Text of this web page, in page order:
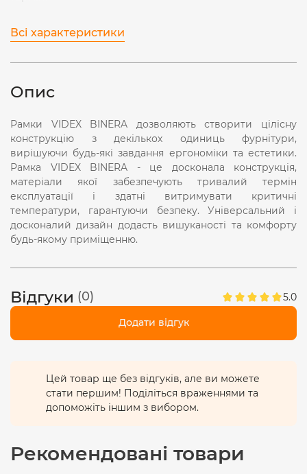
Всі характеристики
Опис
Рамки VIDEX BINERA дозволяють створити цілісну
конструкцію з декількох одиниць фурнітури,
вирішуючи будь-які завдання ергономіки та естетики.
Рамка VIDEX BINERA - це досконала конструкція,
матеріали якої забезпечують тривалий термін
експлуатації і здатні витримувати критичні
температури, гарантуючи безпеку. Універсальний і
досконалий дизайн додасть вишуканості та комфорту
будь-якому приміщенню.
Відгуки (0) 5.0
Додати відгук
Цей товар ще без відгуків, але ви можете
стати першим! Поділіться враженнями та
допоможіть іншим з вибором.
Рекомендовані товари